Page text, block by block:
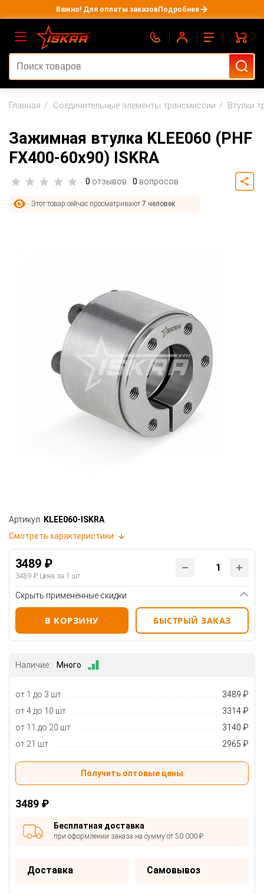
Важно! Для оплаты заказовПодробнее
Главная Соединительные элементы трансмиссии Втулки
Зажимная втулка KLEE060 (PHF
FX400-60x90) ISKRA
0 отзывов 0 вопросов
Этот товар сейчас просматривают7 человек
Артикул: KLEE060-ISKRA
Смотреть характеристики
3489 ₽
3489 ₽ Цена за 1 шт
Скрыть применённые скидки
В КОРЗИНУ БЫСТРЫЙ ЗАКАЗ
Наличие: Много
от 1 до 3 шт
3489 ₽
от 4 до 10 шт
3314 ₽
от 11 до 20 шт
3140 ₽
от 21 шт
2965 ₽
Получить оптовые цены
3489 ₽
Бесплатная доставка
при оформлении заказа на сумму от 50 000 ₽
Доставка Самовывоз